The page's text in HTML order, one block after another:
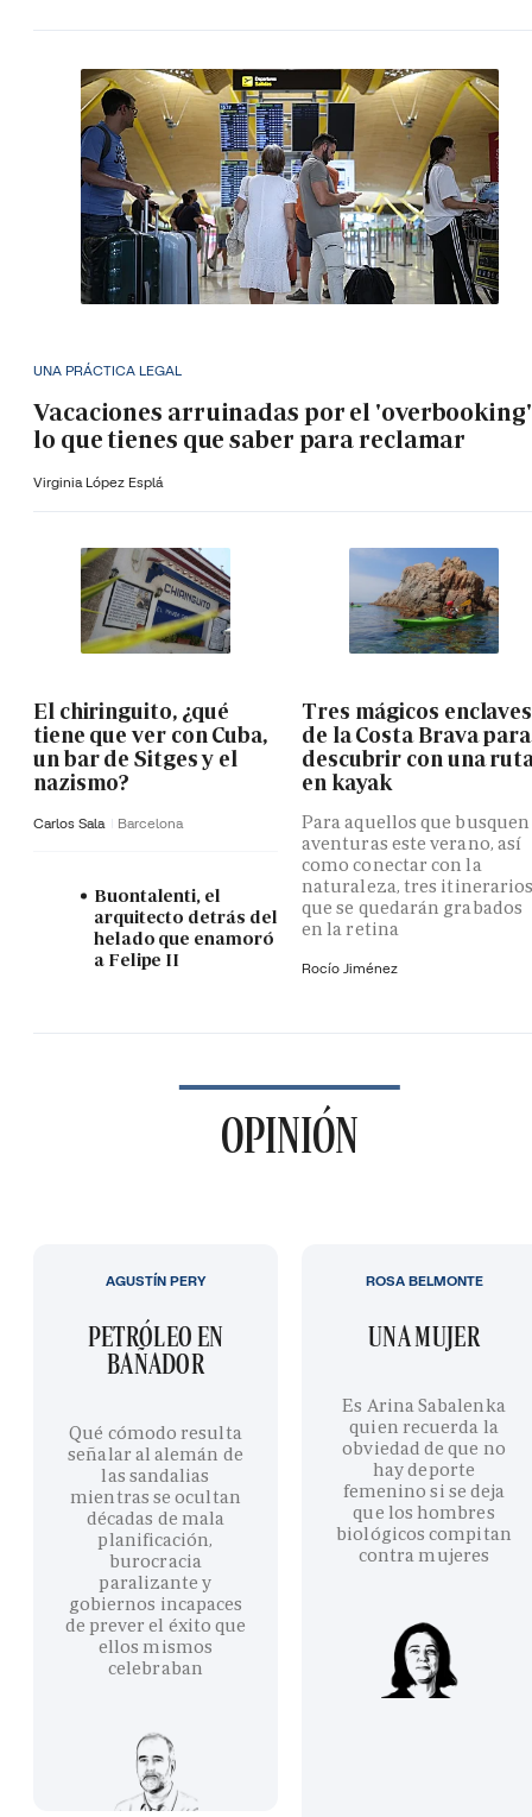
UNA PRÁCTICA LEGAL
Vacaciones arruinadas por el
lo que tienes que saber para reclamar
Virginia López Esplá
El chiringuito, ¿qué
tiene que ver con Cuba,
un bar de Sitges y el
nazismo?
Carlos Sala Barcelona
Buontalenti, el
arquitecto detrás del
helado que enamoró
a Felipe II
Tres mágicos enclaves
de la Costa Brava para
descubrir con una
en kayak
Para aquellos que busquen
aventuras este verano, así
como conectar con la
naturaleza, tres
que se quedarán grabados
en la retina
Rocío Jiménez
OPINIÓN
PETRÓLEO EN
BAÑADOR
Qué cómodo resulta
señalar al alemán de
las sandalias
mientras se ocultan
décadas de mala
planificación,
burocracia
paralizante y
gobiernos incapaces
de prever el éxito que
ellos mismos
celebraban
AGUSTÍN PERY
UNA MUJER
Es Arina Sabalenka
quien recuerda la
obviedad de que no
hay deporte
femenino si se deja
que los hombres
biológicos compitan
contra mujeres
ROSA BELMONTE